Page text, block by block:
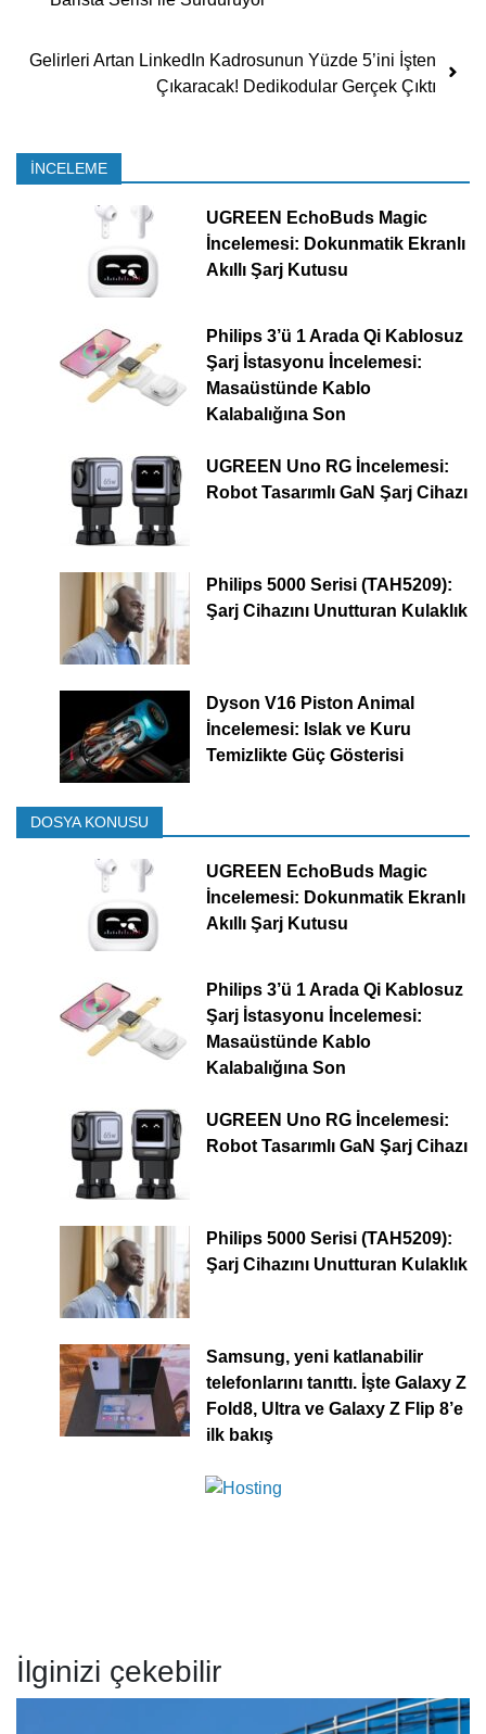
Gelirleri Artan LinkedIn Kadrosunun Yüzde 5’ini İşten
Çıkaracak! Dedikodular Gerçek Çıktı
İNCELEME
UGREEN EchoBuds Magic
İncelemesi: Dokunmatik Ekranlı
Akıllı Şarj Kutusu
Philips 3’ü 1 Arada Qi Kablosuz
Şarj İstasyonu İncelemesi:
Masaüstünde Kablo
Kalabalığına Son
UGREEN Uno RG İncelemesi:
Robot Tasarımlı GaN Şarj Cihazı
Philips 5000 Serisi (TAH5209):
Şarj Cihazını Unutturan Kulaklık
Dyson V16 Piston Animal
İncelemesi: Islak ve Kuru
Temizlikte Güç Gösterisi
DOSYA KONUSU
UGREEN EchoBuds Magic
İncelemesi: Dokunmatik Ekranlı
Akıllı Şarj Kutusu
Philips 3’ü 1 Arada Qi Kablosuz
Şarj İstasyonu İncelemesi:
Masaüstünde Kablo
Kalabalığına Son
UGREEN Uno RG İncelemesi:
Robot Tasarımlı GaN Şarj Cihazı
Philips 5000 Serisi (TAH5209):
Şarj Cihazını Unutturan Kulaklık
Samsung, yeni katlanabilir
telefonlarını tanıttı. İşte Galaxy Z
Fold8, Ultra ve Galaxy Z Flip 8’e
ilk bakış
İlginizi çekebilir